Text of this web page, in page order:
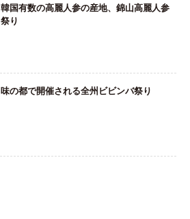
韓国有数の高麗人参の産地、錦山高麗人参
祭り
味の都で開催される全州ビビンバ祭り